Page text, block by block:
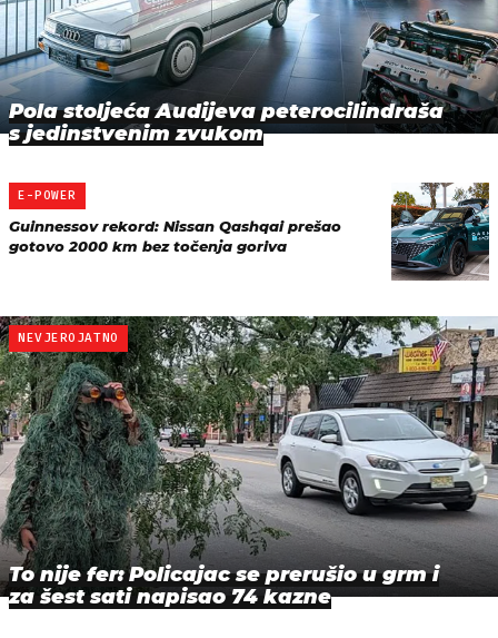
Pola stoljeća Audijeva peterocilindraša
s jedinstvenim zvukom
E-POWER
Guinnessov rekord: Nissan Qashqai prešao
gotovo 2000 km bez točenja goriva
NEVJEROJATNO
To nije fer: Policajac se prerušio u grm i
za šest sati napisao 74 kazne